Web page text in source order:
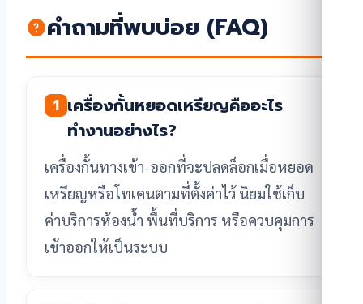
คำถามที่พบบ่อย (FAQ)
1 เครื่องกั้นหยอดเหรียญคืออะไร
ทำงานอย่างไร?
เครื่องกั้นทางเข้า-ออกที่จะปลดล็อกเมื่อหยอด
เหรียญหรือโทเคนตามที่ตั้งค่าไว้ นิยมใช้เก็บ
ค่าบริการห้องน้ำ พื้นที่บริการ หรือควบคุมการ
เข้าออกให้เป็นระบบ